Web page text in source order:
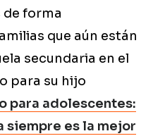
forma
que aún están
secundaria en el
para su hijo
para adolescentes:
siempre es la mejor